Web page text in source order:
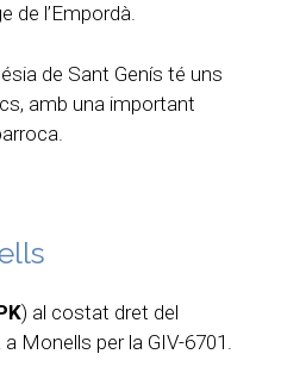
de l’Empordà.
de Sant Genís té uns
amb una important
) al costat dret del
Monells per la GIV-6701.